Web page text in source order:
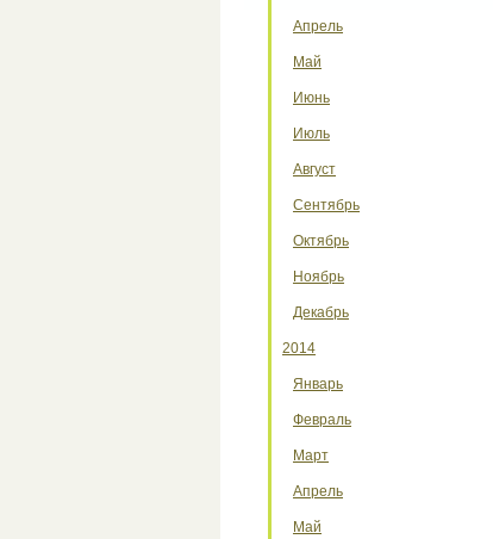
Апрель
Май
Июнь
Июль
Август
Сентябрь
Октябрь
Ноябрь
Декабрь
2014
Январь
Февраль
Март
Апрель
Май